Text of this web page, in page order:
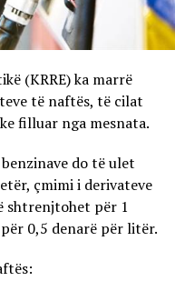
(KRRE) ka marrë
të naftës, të cilat
filluar nga mesnata.
do të ulet
çmimi i derivateve
shtrenjtohet për 1
0,5 denarë për litër.